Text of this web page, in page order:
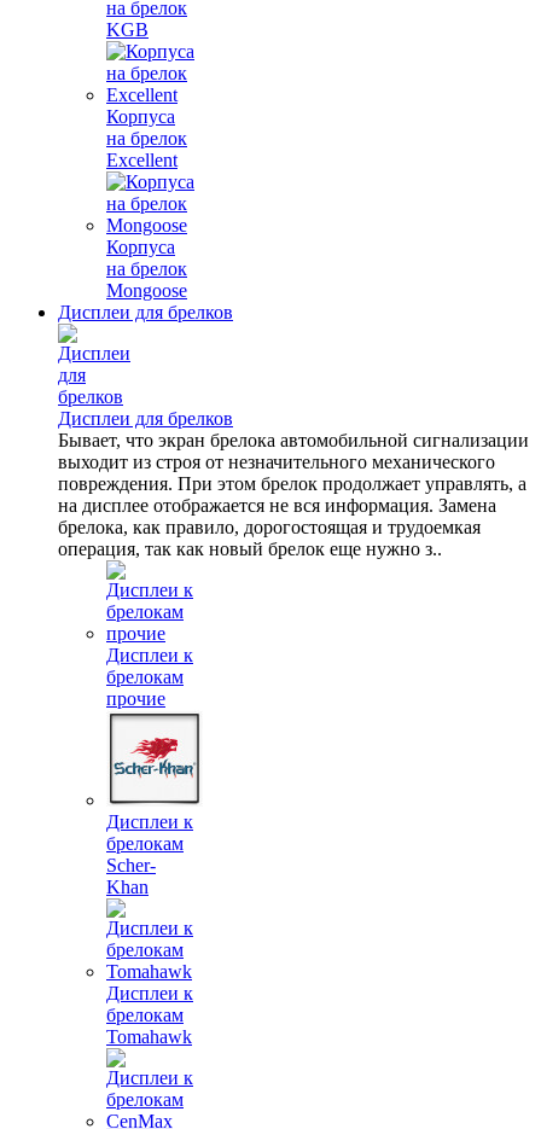
на брелок
KGB
Корпуса
на брелок
Excellent
Корпуса
на брелок
Mongoose
Дисплеи для брелков
Дисплеи для брелков
Бывает, что экран брелока автомобильной сигнализации
выходит из строя от незначительного механического
повреждения. При этом брелок продолжает управлять, а
на дисплее отображается не вся информация. Замена
брелока, как правило, дорогостоящая и трудоемкая
операция, так как новый брелок еще нужно з..
Дисплеи к
брелокам
прочие
Дисплеи к
брелокам
Scher-
Khan
Дисплеи к
брелокам
Tomahawk